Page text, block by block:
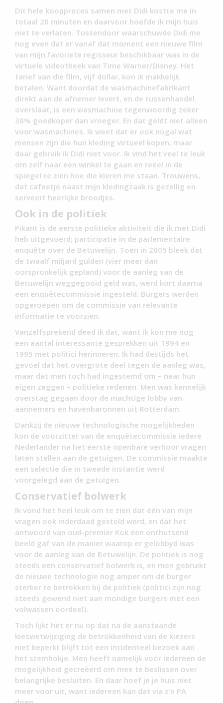
Dit hele koopproces samen met Didi kostte me in
totaal 20 minuten en daarvoor hoefde ik mijn huis
niet te verlaten. Tussendoor waarschuwde Didi me
nog even dat er vanaf dat moment een nieuwe film
van mijn favoriete regisseur beschikbaar was in de
virtuele videotheek van Time Warner/Disney. Het
tarief van die film, vijf dollar, kon ik makkelijk
betalen. Want doordat de wasmachinefabrikant
direkt aan de afnemer levert, en de tussenhandel
overslaat, is een wasmachine tegenwoordig zeker
30% goedkoper dan vroeger. En dat geldt niet alleen
voor wasmachines. Ik weet dat er ook nogal wat
mensen zijn die hun kleding virtueel kopen, maar
daar gebruik ik Didi niet voor. Ik vind het veel te leuk
om zelf naar een winkel te gaan en reëel in de
spiegel te zien hoe die kleren me staan. Trouwens,
dat cafeetje naast mijn kledingzaak is gezellig en
serveert heerlijke broodjes.
Ook in de politiek
Pikant is de eerste politieke aktiviteit die ik met Didi
heb uitgevoerd; participatie in de parlementaire
enquête over de Betuwelijn. Toen in 2005 bleek dat
de twaalf miljard gulden (vier meer dan
oorspronkelijk gepland) voor de aanleg van de
Betuwelijn weggegooid geld was, werd kort daarna
een enquëtecommissie ingesteld. Burgers werden
opgeroepen om de commissie van relevante
informatie te voorzien.
Vanzelfsprekend deed ik dat, want ik kon me nog
een aantal interessante gesprekken uit 1994 en
1995 met politici herinneren. Ik had destijds het
gevoel dat het overgrote deel tegen de aanleg was,
maar dat men toch had ingestemd om – naar hun
eigen zeggen – politieke redenen. Men was kennelijk
overstag gegaan door de machtige lobby van
aannemers en havenbaronnen uit Rotterdam.
Dankzij de nieuwe technologische mogelijkheden
kon de voorzitter van de enquëtecommissie iedere
Nederlander na het eerste openbare verhoor vragen
laten stellen aan de getuigen. De commissie maakte
een selectie die in tweede instantie werd
voorgelegd aan de getuigen.
Conservatief bolwerk
Ik vond het heel leuk om te zien dat één van mijn
vragen ook inderdaad gesteld werd, en dat het
antwoord van oud-premier Kok een onthutsend
beeld gaf van de manier waarop er gelobbyd was
voor de aanleg van de Betuwelijn. De politiek is nog
steeds een conservatief bolwerk is, en men gebruikt
de nieuwe technologie nog amper om de burger
sterker te betrekken bij de politiek (politici zijn nog
steeds gewend niet aan mondige burgers met een
volwassen oordeel).
Toch lijkt het er nu op dat na de aanstaande
kieswetwijziging de betrokkenheid van de kiezers
niet beperkt blijft tot een incidenteel bezoek aan
het stemhokje. Men heeft namelijk voor iedereen de
mogelijkheid gecreëerd om mee te beslissen over
belangrijke besluiten. En daar hoef je je huis niet
meer voor uit, want iedereen kan dat via z’n PA